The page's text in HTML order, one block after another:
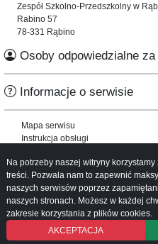
Zespół Szkolno-Przedszkolny w
Rabino 57
78-331 Rąbino
Osoby odpowiedzialne za
Informacje o serwisie
Mapa serwisu
Instrukcja obsługi
Na potrzeby naszej witryny
treści. Pozwala nam to zapewnić
naszych serwisów poprzez
naszych stronach. Możesz w każdej
zakresie korzystania z plików cookies.
AKCEPTACJA